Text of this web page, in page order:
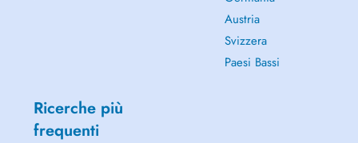
Austria
Svizzera
Paesi Bassi
Ricerche più
frequenti